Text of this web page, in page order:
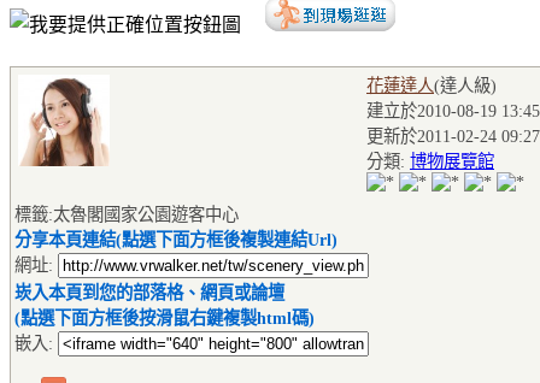
花蓮達人(達人級)
建立於2010-08-19
更新於2011-02-24
分類: 博物展覽館
標籤:太魯閣國家公園遊客中心
分享本頁連結(點選下面方框後複製連結Url)
網址:
崁入本頁到您的部落格、網頁或論壇
(點選下面方框後按滑鼠右鍵複製html碼)
嵌入: